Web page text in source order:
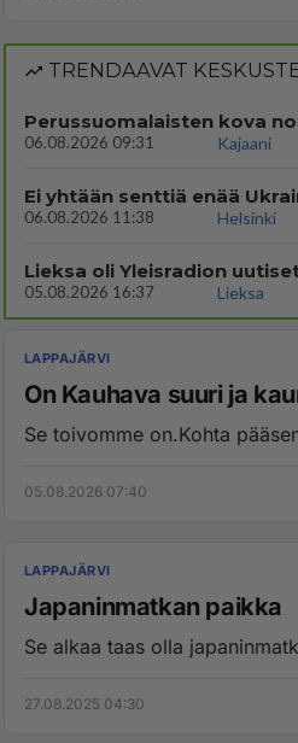
TRENDAAVAT
Perussuomalaisten kova
06.08.2026 09:31 Kajaani
Ei yhtään senttiä enää
06.08.2026 11:38 Helsinki
Lieksa oli Yleisradion
05.08.2026 16:37 Lieksa
LAPPAJÄRVI
On Kauhava suuri ja
Se toivomme on.Kohta
05.08.2026 07:40
LAPPAJÄRVI
Japaninmatkan paikka
Se alkaa taas olla
27.08.2025 04:30